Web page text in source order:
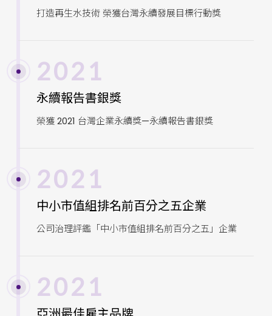
打造再生水技術 榮獲台灣永續發展目標行動獎
2021
永續報告書銀獎
榮獲 2021 台灣企業永續獎—永續報告書銀獎
2021
中小市值組排名前百分之五企業
公司治理評鑑「中小市值組排名前百分之五」企業
2021